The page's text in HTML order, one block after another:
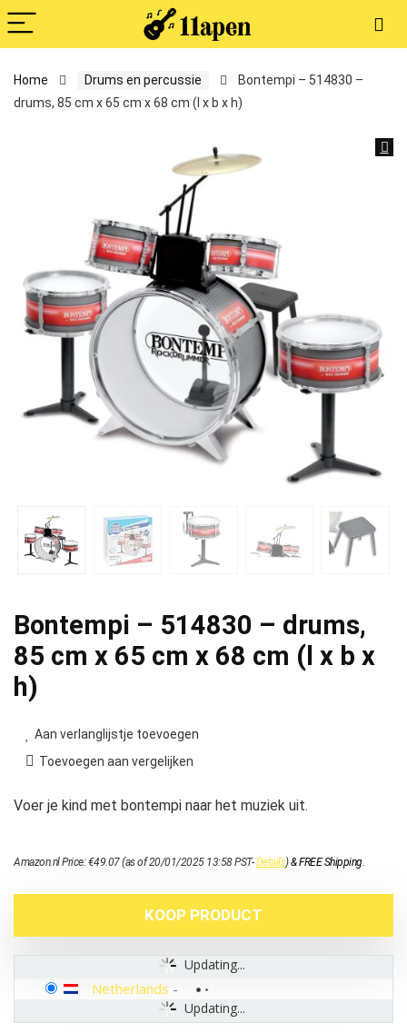
Home Drums en percussie
Bontempi – 514830 –
drums, 85 cm x 65 cm x 68 cm (l x b x h)
Bontempi – 514830 – drums,
85 cm x 65 cm x 68 cm (l x b x
h)
Aan verlanglijstje toevoegen
Toevoegen aan vergelijken
Voer je kind met bontempi naar het muziek uit.
Amazon.nl Price:€49.07(as of 20/01/2025 13:58 PST-Details)&FREE Shipping.
KOOP PRODUCT
Updating...
Updating...
Netherlands -